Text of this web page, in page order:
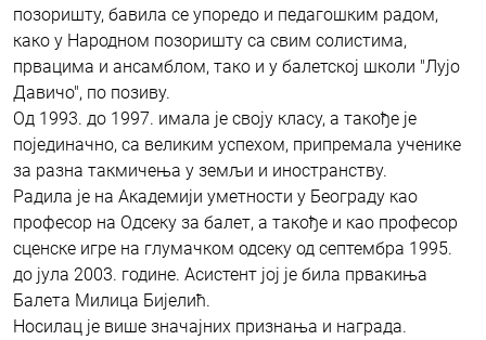
позоришту, бавила се упоредо и педагошким радом,
како у Народном позоришту са свим солистима,
првацима и ансамблом, тако и у балетској школи "Лујо
Давичо", по позиву.
Од 1993. до 1997. имала је своју класу, а такође је
појединачно, са великим успехом, припремала ученике
за разна такмичења у земљи и иностранству.
Радила је на Академији уметности у Београду као
професор на Одсеку за балет, а такође и као професор
сценске игре на глумачком одсеку од септембра 1995.
до јула 2003. године. Асистент јој је била првакиња
Балета Милица Бијелић.
Носилац је више значајних признања и награда.